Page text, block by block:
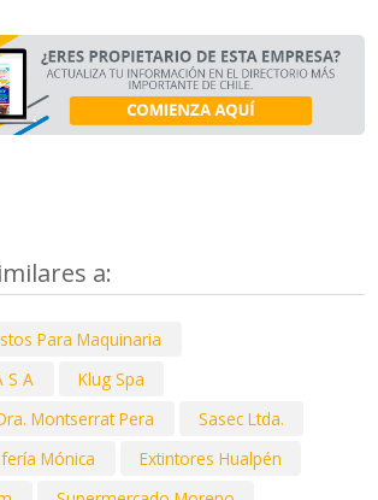
a:
Para Maquinaria
S A
Klug Spa
Montserrat Pera
Sasec Ltda.
Mónica
Extintores Hualpén